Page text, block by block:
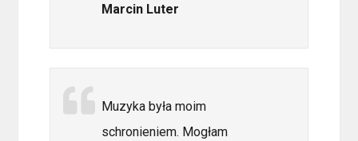
Marcin Luter
Muzyka była moim
schronieniem. Mogłam